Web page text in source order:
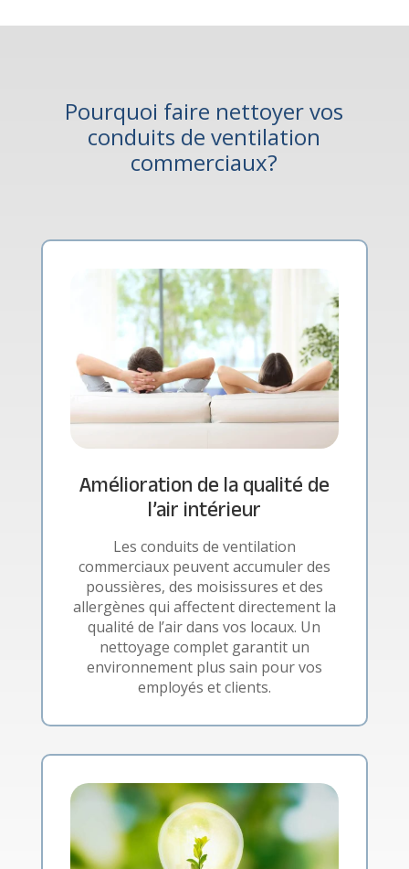
Pourquoi faire nettoyer vos
conduits de ventilation
commerciaux?
Amélioration de la qualité de
l’air intérieur
Les conduits de ventilation
commerciaux peuvent accumuler des
poussières, des moisissures et des
allergènes qui affectent directement la
qualité de l’air dans vos locaux. Un
nettoyage complet garantit un
environnement plus sain pour vos
employés et clients.